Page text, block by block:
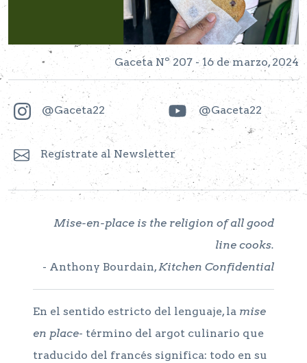
Gaceta Nº 207 - 16 de marzo, 2024
@Gaceta22 @Gaceta22
Regístrate al Newsletter
Mise-en-place is the religion of all good
line cooks.
- Anthony Bourdain, Kitchen Confidential
En el sentido estricto del lenguaje, la mise
en place- término del argot culinario que
traducido del francés significa: todo en su